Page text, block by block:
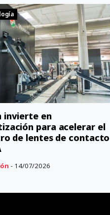
invierte en
para acelerar el
de lentes de contacto
- 14/07/2026